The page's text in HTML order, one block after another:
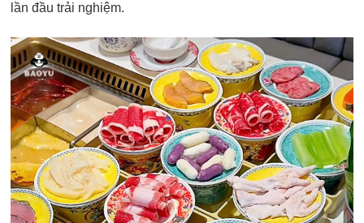
lần đầu trải nghiệm.